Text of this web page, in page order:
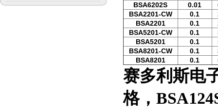
BSA6202S
0.01
BSA2201-CW
0.1
BSA2201
0.1
BSA5201-CW
0.1
BSA5201
0.1
BSA8201-CW
0.1
BSA8201
0.1
赛多利斯电
格，